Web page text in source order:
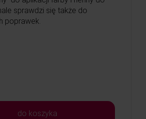
sprawdzi się także do
poprawek.
do koszyka